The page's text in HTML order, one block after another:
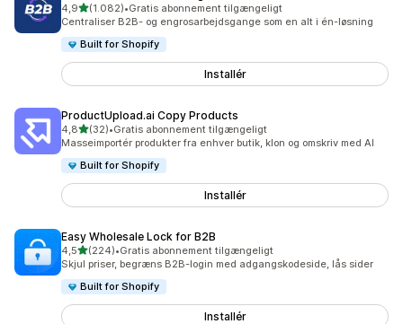
4,9ud af 5 stjerner
(1.082)
1082 anmeldelser i alt
•Gratis abonnement tilgængeligt
Centraliser B2B- og engrosarbejdsgange som en alt i én-løsning
Built for Shopify
Installér
ProductUpload.ai Copy Products
4,8ud af 5 stjerner
(32)
32 anmeldelser i alt
•Gratis abonnement tilgængeligt
Masseimportér produkter fra enhver butik, klon og omskriv med AI
Built for Shopify
Installér
Easy Wholesale Lock for B2B
4,5ud af 5 stjerner
(224)
224 anmeldelser i alt
•Gratis abonnement tilgængeligt
Skjul priser, begræns B2B-login med adgangskodeside, lås sider
Built for Shopify
Installér